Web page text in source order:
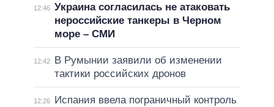
12:46 Украина согласилась не атаковать
нероссийские танкеры в Черном
море – СМИ
12:42
В Румынии заявили об изменении
тактики российских дронов
12:26
Испания ввела пограничный контроль